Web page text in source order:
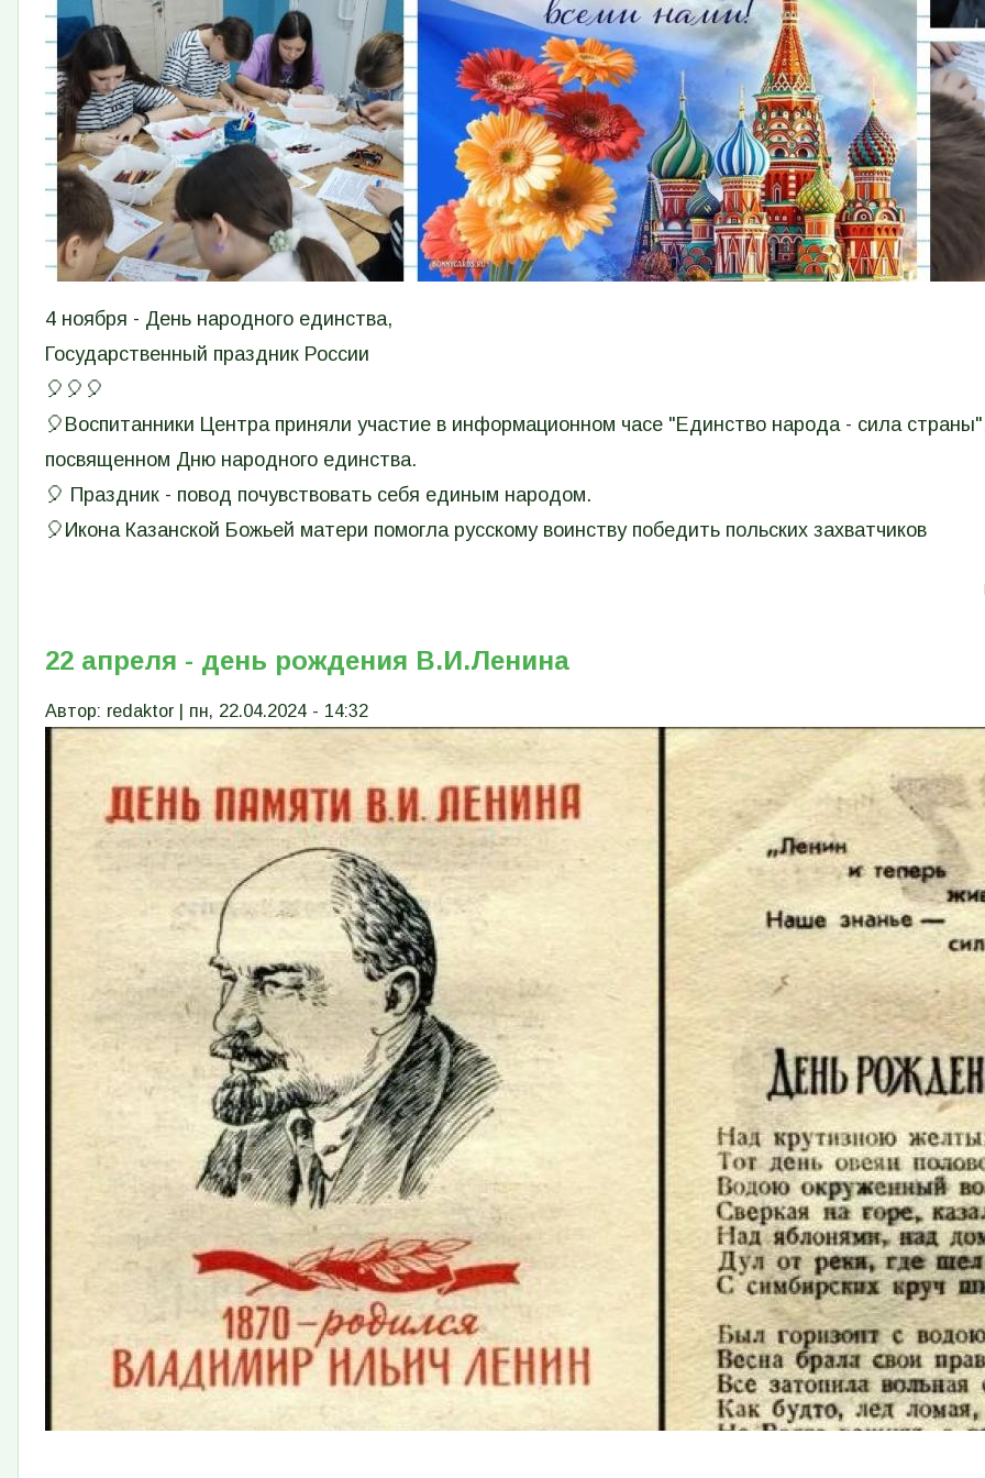
4 ноября - День народного единства,
Государственный праздник России
🎈🎈🎈
🎈Воспитанники Центра приняли участие в информационном часе "Единство народа - сила
посвященном Дню народного единства.
🎈 Праздник - повод почувствовать себя единым народом.
🎈Икона Казанской Божьей матери помогла русскому воинству победить польских захватчиков
22 апреля - день рождения В.И.Ленина
Автор: redaktor пн, 22.04.2024 - 14:32